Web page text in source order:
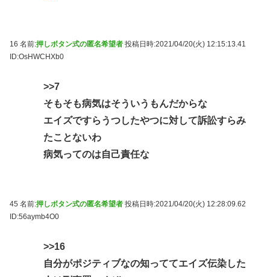
16 名前:押しボタン式の匿名希望者 投稿日時:2021/04/20(火) 12:15:13.41
ID:OsHWCHXb0
>>7
そもそも病気はそういうもんだからな
エイズですらうつしたやつに対して訴訟すらみ
たことないわ
病気ってのは自己責任な
45 名前:押しボタン式の匿名希望者 投稿日時:2021/04/20(火) 12:28:09.62
ID:56aymb4O0
>>16
自分がポジティブなの知っててエイズ伝染した